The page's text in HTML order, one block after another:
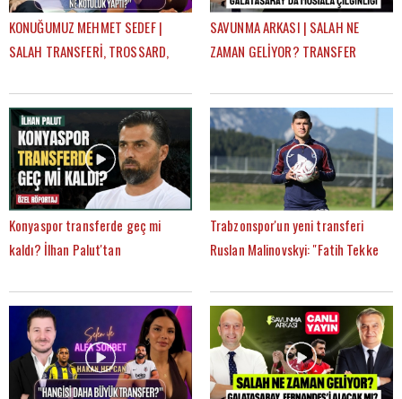
KONUĞUMUZ MEHMET SEDEF |
SALAH TRANSFERİ, TROSSARD,
ALFA SOHBET
SAVUNMA ARKASI | SALAH NE
ZAMAN GELİYOR? TRANSFER
DİNÇ
Konyaspor transferde geç mi
kaldı? İlhan Palut'tan
Trabzonspor'un yeni transferi
Ruslan Malinovskyi: "Fatih Tekke